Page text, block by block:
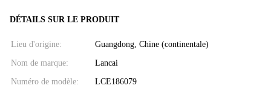
DÉTAILS SUR LE PRODUIT
Lieu d'origine: Guangdong, Chine (continentale)
Nom de marque: Lancai
Numéro de modèle: LCE186079